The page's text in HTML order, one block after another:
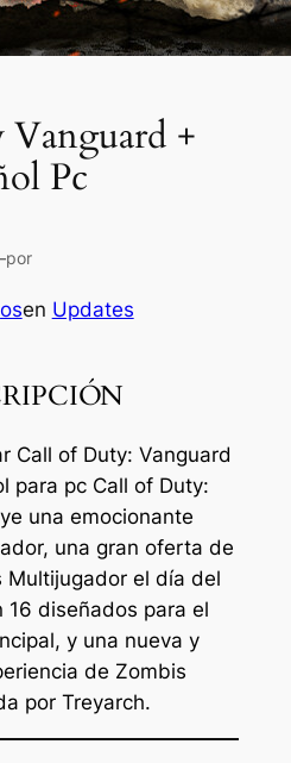
+
Pc
por
en Updates
Call of Duty: Vanguard
para pc Call of Duty:
una emocionante
una gran oferta de
Multijugador el día del
16 diseñados para el
y una nueva y
de Zombis
por Treyarch.